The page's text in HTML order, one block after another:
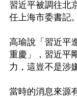
習近平被調往北
任上海市委書記。
高瑜說「習近平
重慶」，習近平
力，這豈不是涉
當時的消息來源